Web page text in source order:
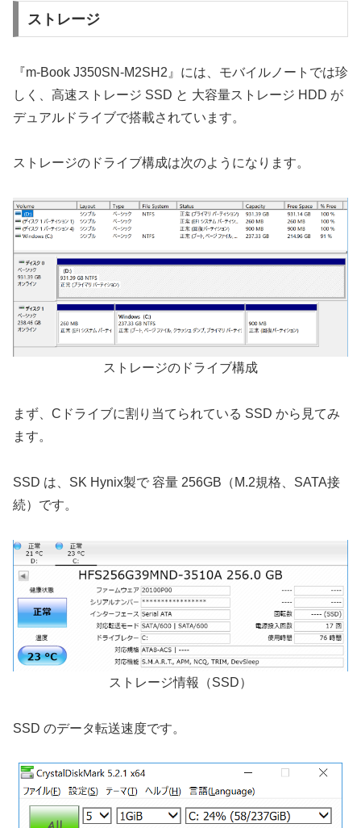
ストレージ
『m-Book J350SN-M2SH2』には、モバイルノートでは珍
しく、高速ストレージ SSD と 大容量ストレージ HDD が
デュアルドライブで搭載されています。
ストレージのドライブ構成は次のようになります。
ストレージのドライブ構成
まず、Cドライブに割り当てられている SSD から見てみ
ます。
SSD は、SK Hynix製で 容量 256GB（M.2規格、SATA接
続）です。
ストレージ情報（SSD）
SSD のデータ転送速度です。